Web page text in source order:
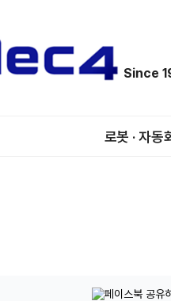
Since
로봇 · 자동